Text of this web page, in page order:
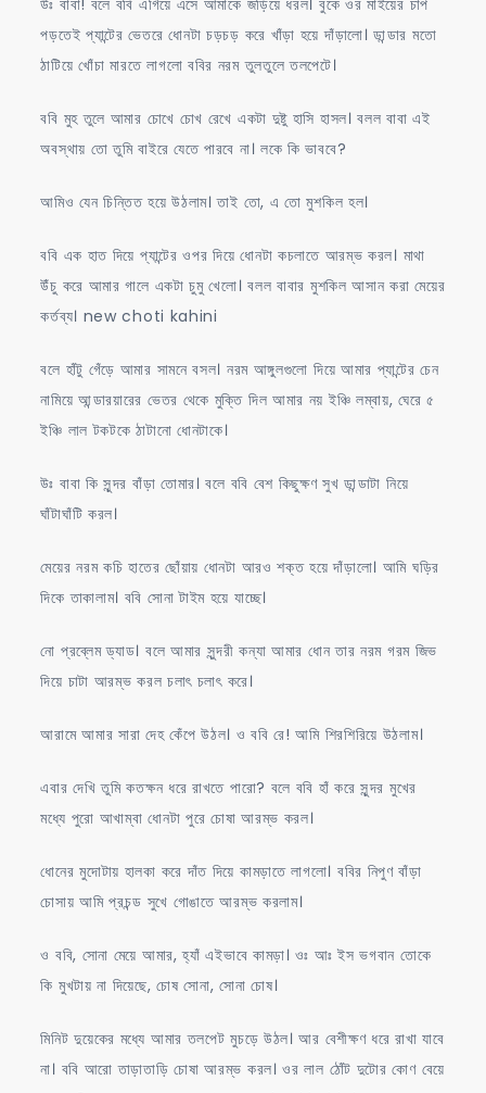
উঃ বাবা! বলে ববি এগিয়ে এসে আমাকে জড়িয়ে ধরল। বুকে ওর মাইয়ের চাপ
পড়তেই প্যান্টের ভেতরে ধোনটা চড়চড় করে খাঁড়া হয়ে দাঁড়ালো। ডান্ডার মতো
ঠাটিয়ে খোঁচা মারতে লাগলো ববির নরম তুলতুলে তলপেটে।
ববি মুহ তুলে আমার চোখে চোখ রেখে একটা দুষ্টু হাসি হাসল। বলল বাবা এই
অবস্থায় তো তুমি বাইরে যেতে পারবে না। লকে কি ভাববে?
আমিও যেন চিন্তিত হয়ে উঠলাম। তাই তো, এ তো মুশকিল হল।
ববি এক হাত দিয়ে প্যান্টের ওপর দিয়ে ধোনটা কচলাতে আরম্ভ করল। মাথা
উঁচু করে আমার গালে একটা চুমু খেলো। বলল বাবার মুশকিল আসান করা মেয়ের
কর্তব্য। new choti kahini
বলে হাঁটু গেঁড়ে আমার সামনে বসল। নরম আঙ্গুলগুলো দিয়ে আমার প্যান্টের চেন
নামিয়ে আন্ডারয়ারের ভেতর থেকে মুক্তি দিল আমার নয় ইঞ্চি লম্বায়, ঘেরে ৫
ইঞ্চি লাল টকটকে ঠাটানো ধোনটাকে।
উঃ বাবা কি সুন্দর বাঁড়া তোমার। বলে ববি বেশ কিছুক্ষণ সুখ ডান্ডাটা নিয়ে
ঘাঁটাঘাঁটি করল।
মেয়ের নরম কচি হাতের ছোঁয়ায় ধোনটা আরও শক্ত হয়ে দাঁড়ালো। আমি ঘড়ির
দিকে তাকালাম। ববি সোনা টাইম হয়ে যাচ্ছে।
নো প্রব্লেম ড্যাড। বলে আমার সুন্দরী কন্যা আমার ধোন তার নরম গরম জিভ
দিয়ে চাটা আরম্ভ করল চলাৎ চলাৎ করে।
আরামে আমার সারা দেহ কেঁপে উঠল। ও ববি রে! আমি শিরশিরিয়ে উঠলাম।
এবার দেখি তুমি কতক্ষন ধরে রাখতে পারো? বলে ববি হাঁ করে সুন্দর মুখের
মধ্যে পুরো আখাম্বা ধোনটা পুরে চোষা আরম্ভ করল।
ধোনের মুদোটায় হালকা করে দাঁত দিয়ে কামড়াতে লাগলো। ববির নিপুণ বাঁড়া
চোসায় আমি প্রচন্ড সুখে গোঙাতে আরম্ভ করলাম।
ও ববি, সোনা মেয়ে আমার, হ্যাঁ এইভাবে কামড়া। ওঃ আঃ ইস ভগবান তোকে
কি মুখটায় না দিয়েছে, চোষ সোনা, সোনা চোষ।
মিনিট দুয়েকের মধ্যে আমার তলপেট মুচড়ে উঠল। আর বেশীক্ষণ ধরে রাখা যাবে
না। ববি আরো তাড়াতাড়ি চোষা আরম্ভ করল। ওর লাল ঠোঁট দুটোর কোণ বেয়ে